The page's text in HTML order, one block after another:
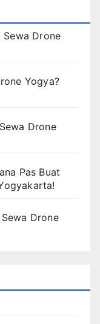
Sewa Drone
Yogya?
Drone
Pas Buat
Drone